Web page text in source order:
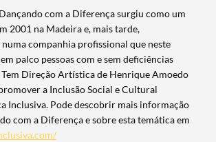
com a Diferença surgiu como um
2001 na Madeira e, mais tarde,
companhia profissional que neste
palco pessoas com e sem deficiências
Tem Direção Artística de Henrique Amoedo
a Inclusão Social e Cultural
Inclusiva. Pode descobrir mais informação
com a Diferença e sobre esta temática em